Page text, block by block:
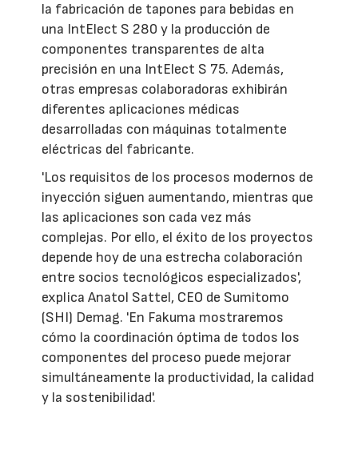
la fabricación de tapones para bebidas en
una IntElect S 280 y la producción de
componentes transparentes de alta
precisión en una IntElect S 75. Además,
otras empresas colaboradoras exhibirán
diferentes aplicaciones médicas
desarrolladas con máquinas totalmente
eléctricas del fabricante.
'Los requisitos de los procesos modernos de
inyección siguen aumentando, mientras que
las aplicaciones son cada vez más
complejas. Por ello, el éxito de los proyectos
depende hoy de una estrecha colaboración
entre socios tecnológicos especializados',
explica Anatol Sattel, CEO de Sumitomo
(SHI) Demag. 'En Fakuma mostraremos
cómo la coordinación óptima de todos los
componentes del proceso puede mejorar
simultáneamente la productividad, la calidad
y la sostenibilidad'.